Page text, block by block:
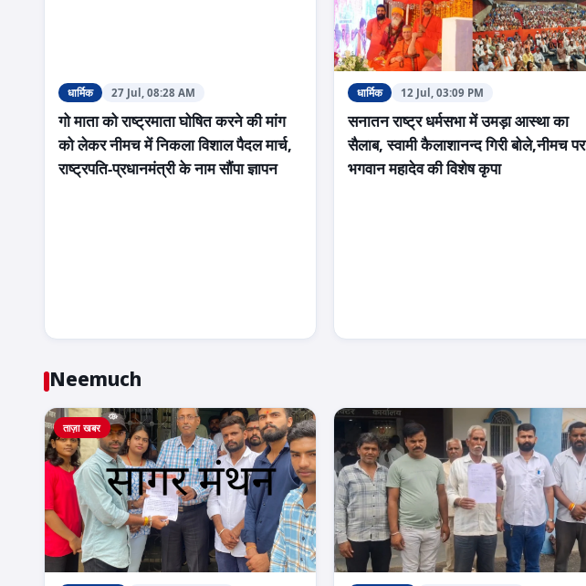
धार्मिक 27 Jul, 08:28 AM
गो माता को राष्ट्रमाता घोषित करने की मांग
को लेकर नीमच में निकला विशाल पैदल मार्च,
राष्ट्रपति-प्रधानमंत्री के नाम सौंपा ज्ञापन
धार्मिक 12 Jul, 03:09 PM
सनातन राष्ट्र धर्मसभा में उमड़ा आस्था का
सैलाब, स्वामी कैलाशानन्द गिरी बोले,नीमच पर
भगवान महादेव की विशेष कृपा
Neemuch
ताज़ा खबर